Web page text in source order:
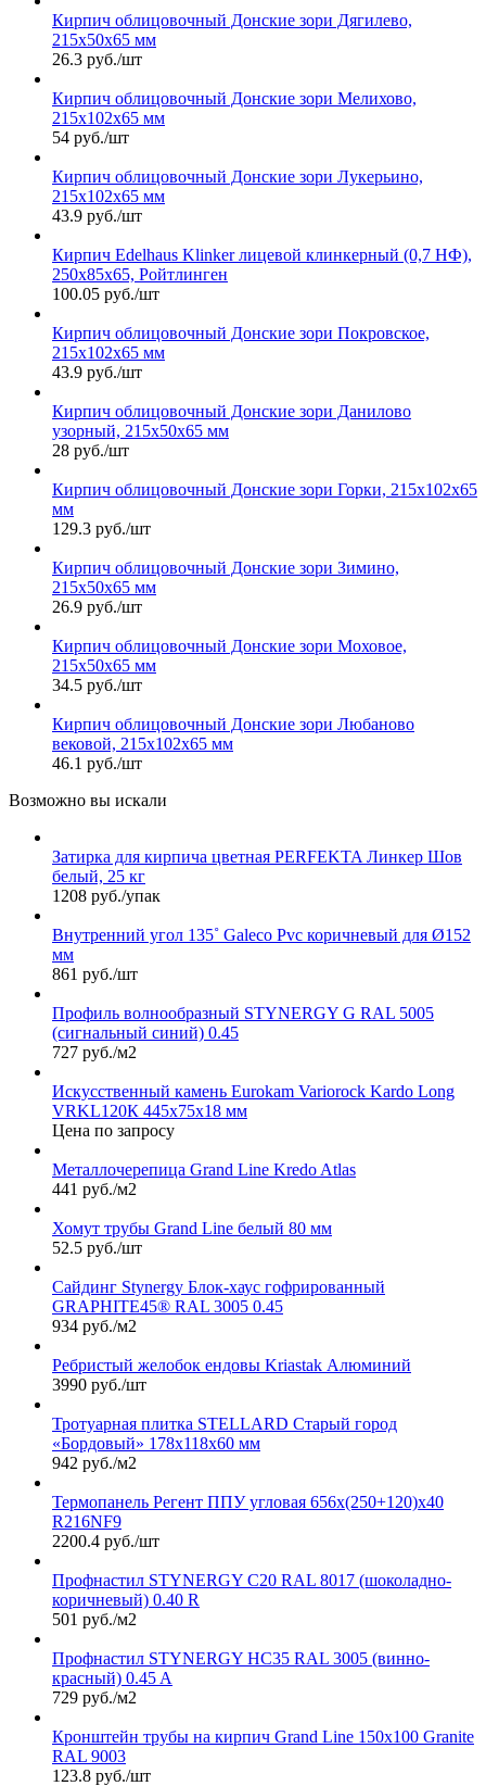
Кирпич облицовочный Донские зори Дягилево,
215х50х65 мм
26.3 руб./шт
Кирпич облицовочный Донские зори Мелихово,
215х102х65 мм
54 руб./шт
Кирпич облицовочный Донские зори Лукерьино,
215х102х65 мм
43.9 руб./шт
Кирпич Edelhaus Klinker лицевой клинкерный (0,7 НФ),
250х85х65, Ройтлинген
100.05 руб./шт
Кирпич облицовочный Донские зори Покровское,
215х102х65 мм
43.9 руб./шт
Кирпич облицовочный Донские зори Данилово
узорный, 215х50х65 мм
28 руб./шт
Кирпич облицовочный Донские зори Горки, 215х102х65
мм
129.3 руб./шт
Кирпич облицовочный Донские зори Зимино,
215х50х65 мм
26.9 руб./шт
Кирпич облицовочный Донские зори Моховое,
215х50х65 мм
34.5 руб./шт
Кирпич облицовочный Донские зори Любаново
вековой, 215х102х65 мм
46.1 руб./шт
Возможно вы искали
Затирка для кирпича цветная PERFEKTA Линкер Шов
белый, 25 кг
1208 руб./упак
Внутренний угол 135˚ Galeco Pvc коричневый для Ø152
мм
861 руб./шт
Профиль волнообразный STYNERGY G RAL 5005
(сигнальный синий) 0.45
727 руб./м2
Искусственный камень Eurokam Variorock Kardo Long
VRKL120К 445х75х18 мм
Цена по запросу
Металлочерепица Grand Line Kredo Atlas
441 руб./м2
Хомут трубы Grand Line белый 80 мм
52.5 руб./шт
Сайдинг Stynergy Блок-хаус гофрированный
GRAPHITE45® RAL 3005 0.45
934 руб./м2
Ребристый желобок ендовы Kriastak Алюминий
3990 руб./шт
Тротуарная плитка STELLARD Старый город
«Бордовый» 178х118х60 мм
942 руб./м2
Термопанель Регент ППУ угловая 656х(250+120)х40
R216NF9
2200.4 руб./шт
Профнастил STYNERGY С20 RAL 8017 (шоколадно-
коричневый) 0.40 R
501 руб./м2
Профнастил STYNERGY НС35 RAL 3005 (винно-
красный) 0.45 A
729 руб./м2
Кронштейн трубы на кирпич Grand Line 150х100 Granite
RAL 9003
123.8 руб./шт